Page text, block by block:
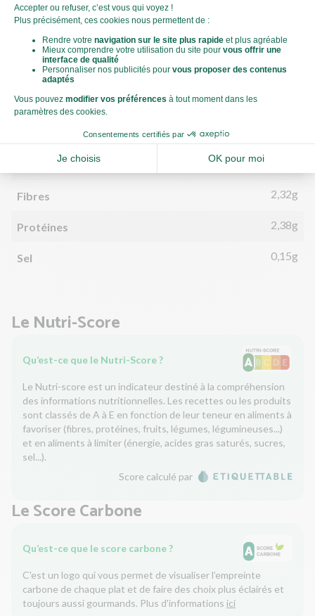
Énergie (kJ)
Énergie (kCal) 85kCal
Matières grasses 3,00g
dont acides gras saturés
dont sucre
Fibres 2,32g
Protéines 2,38g
Sel 0,15g
Le Nutri-Score
Qu’est-ce que le Nutri-Score ?
Le Nutri-score est un indicateur destiné à la compréhension
des informations nutritionnelles. Les recettes ou les produits
sont classés de A à E en fonction de leur teneur en aliments à
favoriser (fibres, protéines, fruits, légumes, légumineuses...)
et en aliments à limiter (énergie, acides gras saturés, sucres,
sel...).
Score calculé par
Le Score Carbone
Qu’est-ce que le score carbone ?
C'est un logo qui vous permet de visualiser l’empreinte
carbone de chaque plat et de faire des choix plus éclairés et
toujours aussi gourmands. Plus d'informations ici